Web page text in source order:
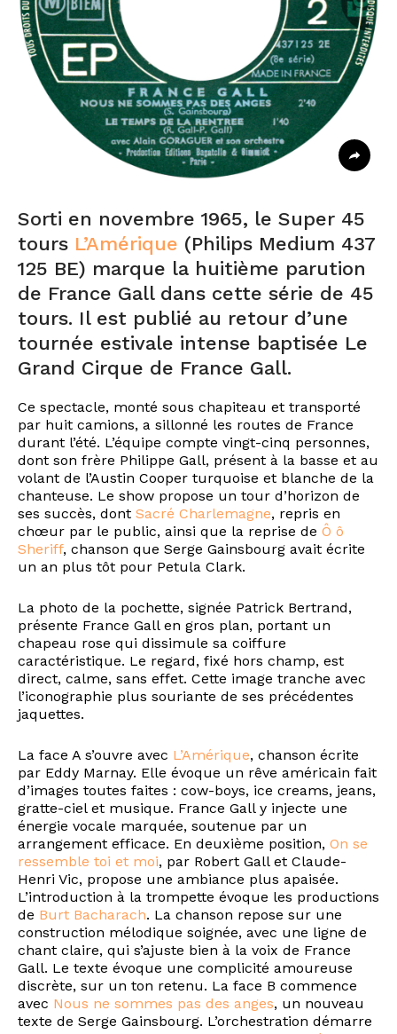
Sorti en novembre 1965, le Super 45
tours L’Amérique (Philips Medium 437
125 BE) marque la huitième parution
de France Gall dans cette série de 45
tours. Il est publié au retour d’une
tournée estivale intense baptisée Le
Grand Cirque de France Gall.
Ce spectacle, monté sous chapiteau et transporté
par huit camions, a sillonné les routes de France
durant l’été. L’équipe compte vingt-cinq personnes,
dont son frère Philippe Gall, présent à la basse et au
volant de l’Austin Cooper turquoise et blanche de la
chanteuse. Le show propose un tour d’horizon de
ses succès, dont Sacré Charlemagne, repris en
chœur par le public, ainsi que la reprise de Ô ô
Sheriff, chanson que Serge Gainsbourg avait écrite
un an plus tôt pour Petula Clark.
La photo de la pochette, signée Patrick Bertrand,
présente France Gall en gros plan, portant un
chapeau rose qui dissimule sa coiffure
caractéristique. Le regard, fixé hors champ, est
direct, calme, sans effet. Cette image tranche avec
l’iconographie plus souriante de ses précédentes
jaquettes.
La face A s’ouvre avec L’Amérique, chanson écrite
par Eddy Marnay. Elle évoque un rêve américain fait
d’images toutes faites : cow-boys, ice creams, jeans,
gratte-ciel et musique. France Gall y injecte une
énergie vocale marquée, soutenue par un
arrangement efficace. En deuxième position, On se
ressemble toi et moi, par Robert Gall et Claude-
Henri Vic, propose une ambiance plus apaisée.
L’introduction à la trompette évoque les productions
de Burt Bacharach. La chanson repose sur une
construction mélodique soignée, avec une ligne de
chant claire, qui s’ajuste bien à la voix de France
Gall. Le texte évoque une complicité amoureuse
discrète, sur un ton retenu. La face B commence
avec Nous ne sommes pas des anges, un nouveau
texte de Serge Gainsbourg. L’orchestration démarre